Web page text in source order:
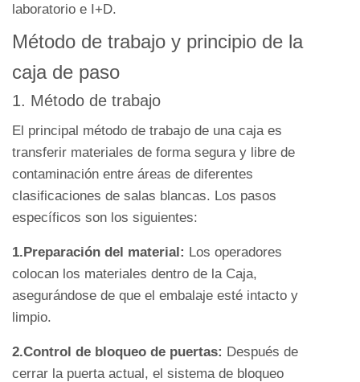
laboratorio e I+D.
Método de trabajo y principio de la
caja de paso
1. Método de trabajo
El principal método de trabajo de una caja es
transferir materiales de forma segura y libre de
contaminación entre áreas de diferentes
clasificaciones de salas blancas. Los pasos
específicos son los siguientes:
1.Preparación del material: Los operadores
colocan los materiales dentro de la Caja,
asegurándose de que el embalaje esté intacto y
limpio.
2.Control de bloqueo de puertas: Después de
cerrar la puerta actual, el sistema de bloqueo